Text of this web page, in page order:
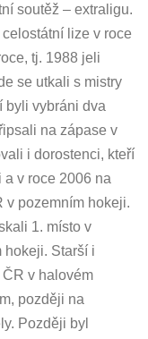
soutěž – extraligu.
lize v roce
tj. 1988 jeli
se utkali s mistry
byli vybráni dva
na zápase v
i dorostenci, kteří
v roce 2006 na
v pozemním hokeji.
1. místo v
hokeji. Starší i
v halovém
později na
Později byl